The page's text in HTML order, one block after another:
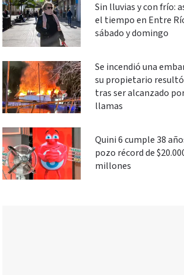
Sin lluvias y con frío:
el tiempo en Entre
sábado y domingo
Se incendió una
su propietario
tras ser alcanzado
llamas
Quini 6 cumple 38
pozo récord de
millones